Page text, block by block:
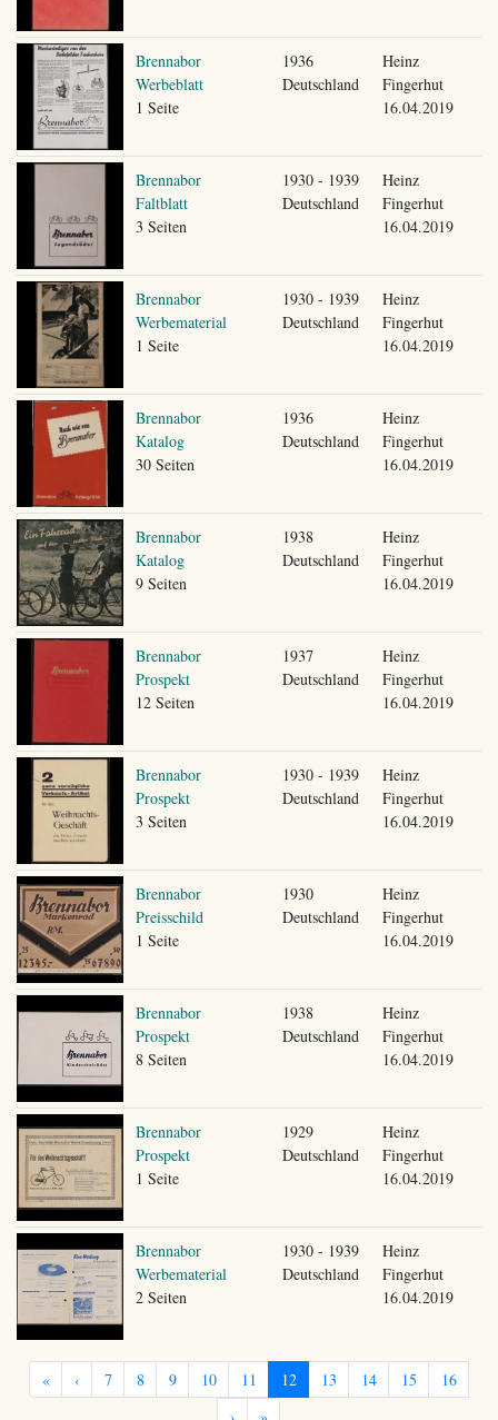
Brennabor
Werbeblatt
1 Seite
1936
Deutschland
Heinz
Fingerhut
16.04.2019
Brennabor
Faltblatt
3 Seiten
1930 - 1939
Deutschland
Heinz
Fingerhut
16.04.2019
Brennabor
Werbematerial
1 Seite
1930 - 1939
Deutschland
Heinz
Fingerhut
16.04.2019
Brennabor
Katalog
30 Seiten
1936
Deutschland
Heinz
Fingerhut
16.04.2019
Brennabor
Katalog
9 Seiten
1938
Deutschland
Heinz
Fingerhut
16.04.2019
Brennabor
Prospekt
12 Seiten
1937
Deutschland
Heinz
Fingerhut
16.04.2019
Brennabor
Prospekt
3 Seiten
1930 - 1939
Deutschland
Heinz
Fingerhut
16.04.2019
Brennabor
Preisschild
1 Seite
1930
Deutschland
Heinz
Fingerhut
16.04.2019
Brennabor
Prospekt
8 Seiten
1938
Deutschland
Heinz
Fingerhut
16.04.2019
Brennabor
Prospekt
1 Seite
1929
Deutschland
Heinz
Fingerhut
16.04.2019
Brennabor
Werbematerial
2 Seiten
1930 - 1939
Deutschland
Heinz
Fingerhut
16.04.2019
« ‹ 7 8 9 10 11 12 13 14 15
16
›
»